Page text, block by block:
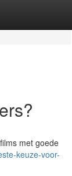
met goede
keuze-voor-